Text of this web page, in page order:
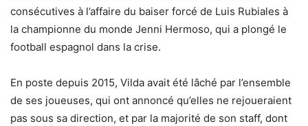
consécutives à l’affaire du baiser forcé de Luis Rubiales à
la championne du monde Jenni Hermoso, qui a plongé le
football espagnol dans la crise.
En poste depuis 2015, Vilda avait été lâché par l’ensemble
de ses joueuses, qui ont annoncé qu’elles ne rejoueraient
pas sous sa direction, et par la majorité de son staff, dont